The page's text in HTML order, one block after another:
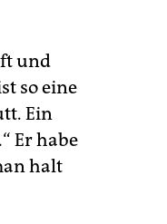
und
so eine
Ein
Er habe
halt